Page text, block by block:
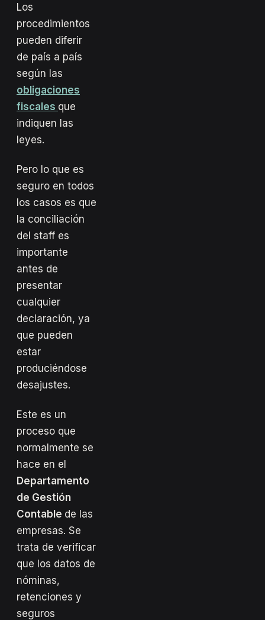
Los
procedimientos
pueden diferir
de país a país
según las
obligaciones
fiscales que
indiquen las
leyes.
Pero lo que es
seguro en todos
los casos es que
la conciliación
del staff es
importante
antes de
presentar
cualquier
declaración, ya
que pueden
estar
produciéndose
desajustes.
Este es un
proceso que
normalmente se
hace en el
Departamento
de Gestión
Contable de las
empresas. Se
trata de verificar
que los datos de
nóminas,
retenciones y
seguros